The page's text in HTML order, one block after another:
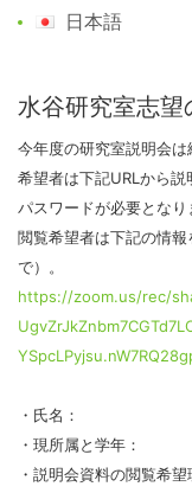
日本語
水谷研究室志望
今年度の研究室説明会は
希望者は下記URLから
パスワードが必要となり
閲覧希望者は下記の情
で）。
https://zoom.us/rec/
・氏名：
・現所属と学年：
・説明会資料の閲覧希望